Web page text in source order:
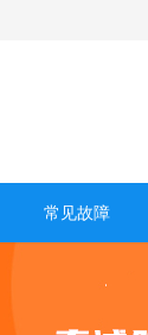
常见故障